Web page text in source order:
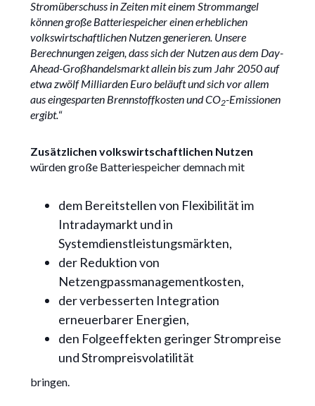
Stromüberschuss in Zeiten mit einem Strommangel
können große Batteriespeicher einen erheblichen
volkswirtschaftlichen Nutzen generieren. Unsere
Berechnungen zeigen, dass sich der Nutzen aus dem Day-
Ahead-Großhandelsmarkt allein bis zum Jahr 2050 auf
etwa zwölf Milliarden Euro beläuft und sich vor allem
aus eingesparten Brennstoffkosten und CO2-Emissionen
ergibt.“
Zusätzlichen volkswirtschaftlichen Nutzen
würden große Batteriespeicher demnach mit
dem Bereitstellen von Flexibilität im
Intradaymarkt und in
Systemdienstleistungsmärkten,
der Reduktion von
Netzengpassmanagementkosten,
der verbesserten Integration
erneuerbarer Energien,
den Folgeeffekten geringer Strompreise
und Strompreisvolatilität
bringen.